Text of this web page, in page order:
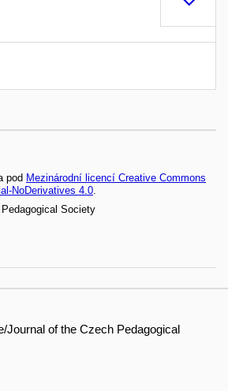
pod Mezinárodní licencí Creative Commons
NoDerivatives 4.0.
Society
Journal of the Czech Pedagogical